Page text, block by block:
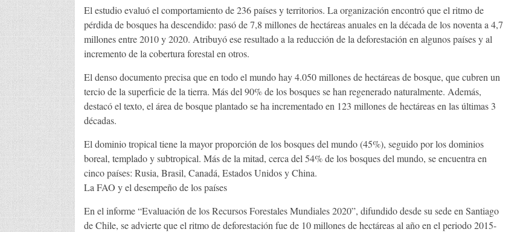
El estudio evaluó el comportamiento de 236 países y territorios. La organización encontró que el ritmo de
pérdida de bosques ha descendido: pasó de 7,8 millones de hectáreas anuales en la década de los noventa a 4,7
millones entre 2010 y 2020. Atribuyó ese resultado a la reducción de la deforestación en algunos países y al
incremento de la cobertura forestal en otros.
El denso documento precisa que en todo el mundo hay 4.050 millones de hectáreas de bosque, que cubren un
tercio de la superficie de la tierra. Más del 90% de los bosques se han regenerado naturalmente. Además,
destacó el texto, el área de bosque plantado se ha incrementado en 123 millones de hectáreas en las últimas 3
décadas.
El dominio tropical tiene la mayor proporción de los bosques del mundo (45%), seguido por los dominios
boreal, templado y subtropical. Más de la mitad, cerca del 54% de los bosques del mundo, se encuentra en
cinco países: Rusia, Brasil, Canadá, Estados Unidos y China.
La FAO y el desempeño de los países
En el informe “Evaluación de los Recursos Forestales Mundiales 2020”, difundido desde su sede en Santiago
de Chile, se advierte que el ritmo de deforestación fue de 10 millones de hectáreas al año en el periodo 2015-